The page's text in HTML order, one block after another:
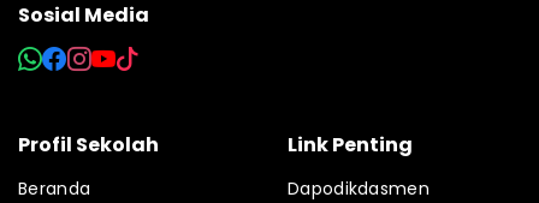
Sosial Media
Profil Sekolah
Beranda
Link Penting
Dapodikdasmen